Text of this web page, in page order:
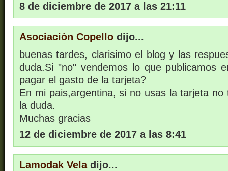
8 de diciembre de 2017 a las 21:11
Asociaciòn Copello dijo...
buenas tardes, clarisimo el blog y las
duda.Si "no" vendemos lo que publicamos
pagar el gasto de la tarjeta?
En mi pais,argentina, si no usas la tarjeta
la duda.
Muchas gracias
12 de diciembre de 2017 a las 8:41
Lamodak Vela dijo...